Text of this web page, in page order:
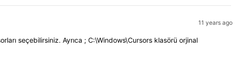
11 years ago
seçebilirsiniz. Ayrıca ; C:\Windows\Cursors klasörü orjinal